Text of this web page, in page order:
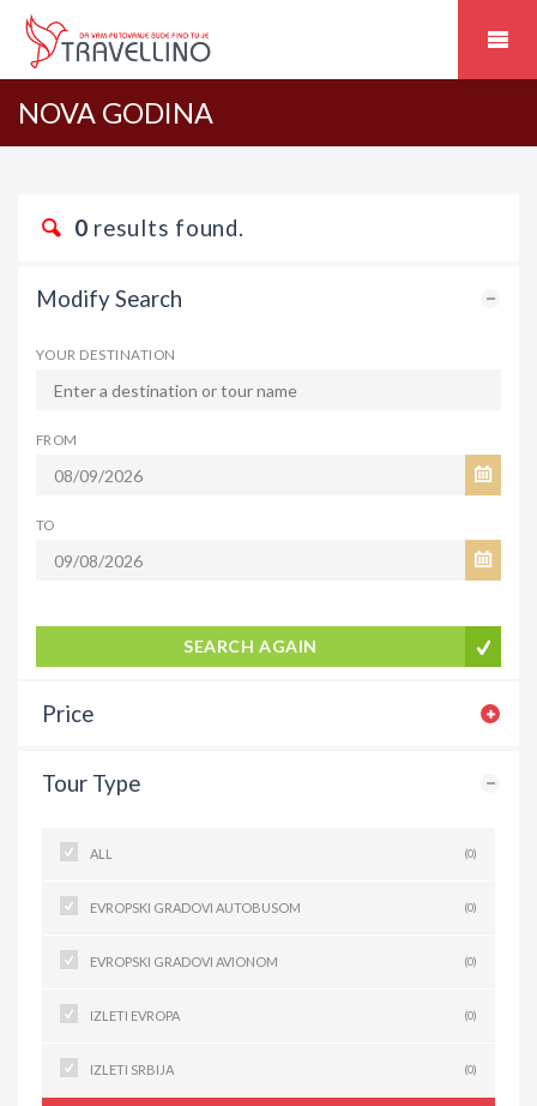
NOVA GODINA
0 results found.
Modify Search
YOUR DESTINATION
FROM
TO
SEARCH AGAIN
Price
Tour Type
ALL (0)
EVROPSKI GRADOVI AUTOBUSOM (0)
EVROPSKI GRADOVI AVIONOM (0)
IZLETI EVROPA (0)
IZLETI SRBIJA (0)